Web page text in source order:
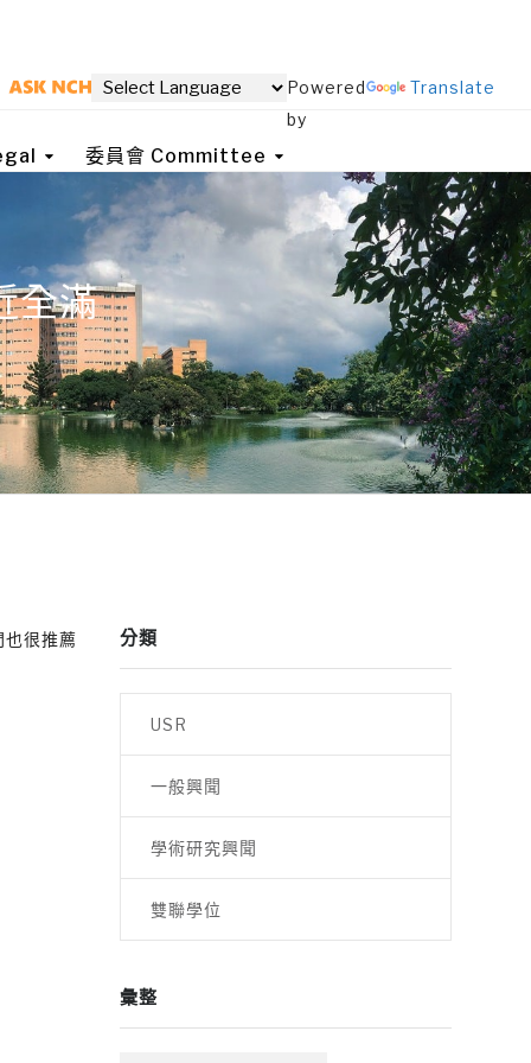
Powered
by
Translate
委員會 Committee
全滿
很推薦 分類
USR
一般興聞
學術研究興聞
雙聯學位
彙整